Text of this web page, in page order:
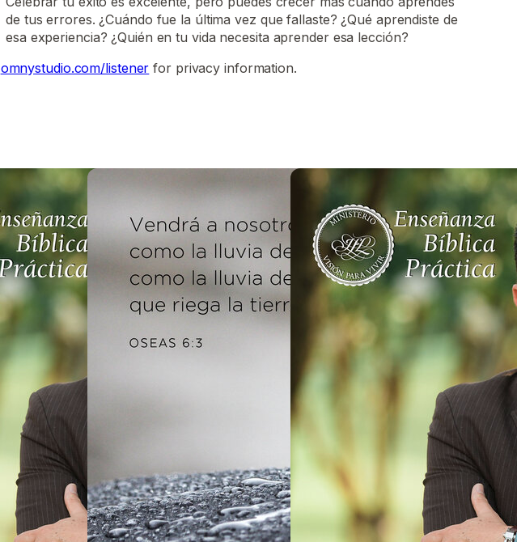
de tus errores. ¿Cuándo fue la última vez que fallaste? ¿Qué aprendiste de
esa experiencia? ¿Quién en tu vida necesita aprender esa lección?
omnystudio.com/listener for privacy information.